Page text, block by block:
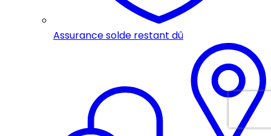
Assurance solde restant dû